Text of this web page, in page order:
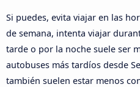
Si puedes, evita viajar en las
de semana, intenta viajar
tarde o por la noche suele ser
autobuses más tardíos desde
también suelen estar menos